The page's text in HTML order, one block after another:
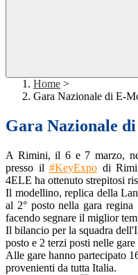
Home >
Gara Nazionale di E-
Gara Nazionale
A Rimini, il 6 e 7 marzo,
presso il #KeyExpo di
4ELE ha ottenuto strepitosi
Il modellino, replica della
al 2° posto nella gara
facendo segnare il miglior
Il bilancio per la squadra
posto e 2 terzi posti nelle
Alle gare hanno partecipato
provenienti da tutta Italia.